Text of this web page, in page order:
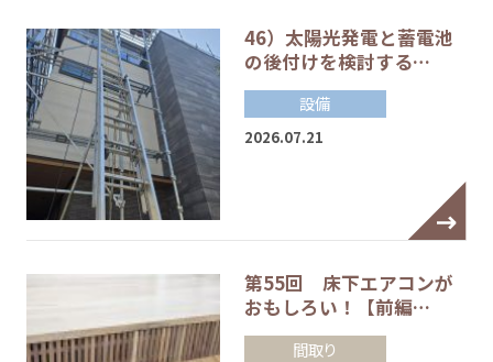
46）太陽光発電と蓄電池
の後付けを検討する…
設備
2026.07.21
第55回 床下エアコンが
おもしろい！【前編…
間取り